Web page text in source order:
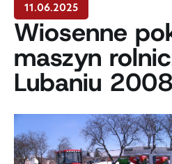
11.06.2025
Wiosenne
maszyn
Lubaniu 2008